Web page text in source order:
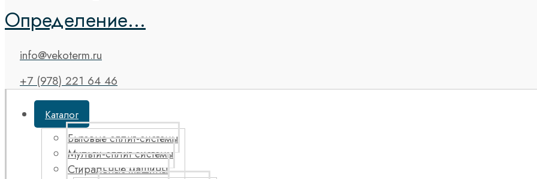
Определение...
info@vekoterm.ru
+7 (978) 221 64 46
Каталог
Бытовые сплит-системы
Мульти-сплит системы
Стиральные машины